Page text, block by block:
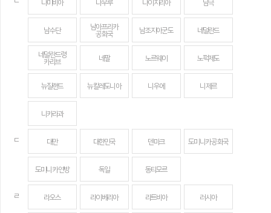
나미비아 나우루 나이지리아 남극
남수단
남아프리카
공화국
남조지아군도 네덜란드
네덜란드령
카리브
네팔 노르웨이 노퍽제도
뉴질랜드 뉴칼레도니아 니우에 니제르
니카라과
ㄷ 대만 대한민국 덴마크 도미니카 공화국
도미니카 연방 독일 동티모르
ㄹ 라오스 라이베리아 라트비아 러시아